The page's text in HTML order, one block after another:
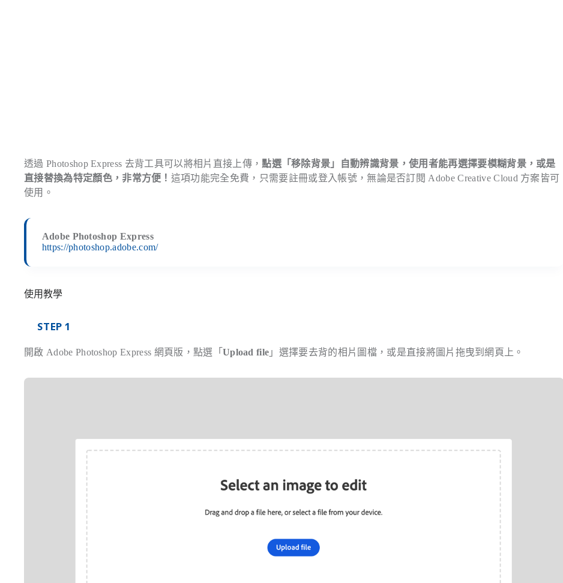
透過 Photoshop Express 去背工具可以將相片直接上傳，點選「移除背景」自動辨識背景，使用者能再選擇要模糊背景，或是
直接替換為特定顏色，非常方便！ 這項功能完全免費，只需要註冊或登入帳號，無論是否訂閱 Adobe Creative Cloud 方案皆可
使用。
Adobe Photoshop Express
https://photoshop.adobe.com/
使用教學
STEP 1
開啟 Adobe Photoshop Express 網頁版，點選「 Upload file 」選擇要去背的相片圖檔，或是直接將圖片拖曳到網頁上。